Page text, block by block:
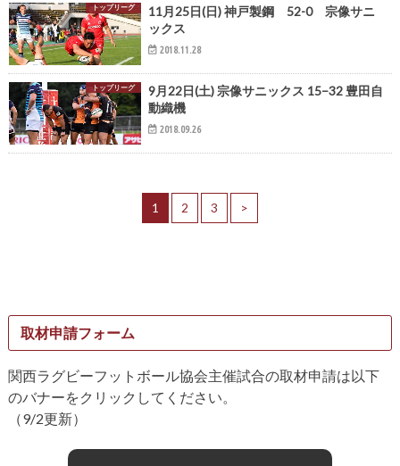
トップリーグ
11月25日(日) 神戸製鋼 52-0 宗像サニ
ックス
2018.11.28
トップリーグ
9月22日(土) 宗像サニックス 15−32 豊田自
動織機
2018.09.26
1 2 3 >
取材申請フォーム
関西ラグビーフットボール協会主催試合の取材申請は以下
のバナーをクリックしてください。
（9/2更新）